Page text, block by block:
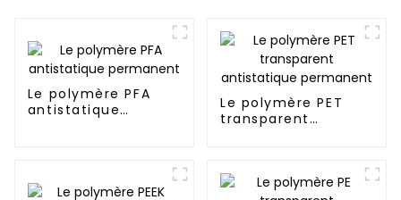
Le polymère PFA
antistatique
Le polymère PET
transparent